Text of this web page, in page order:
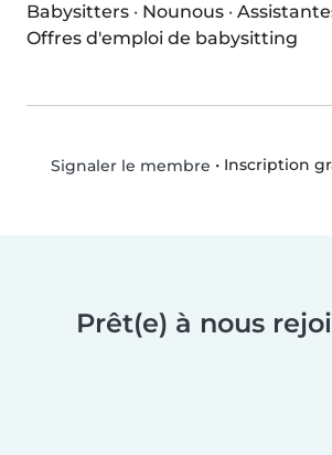
Babysitters · Nounous ·
Offres d'emploi de babysitting
Signaler le membre • Inscription
Prêt(e) à nous